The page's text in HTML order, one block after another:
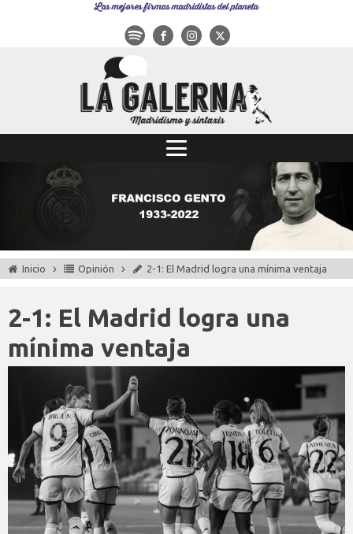
Las mejores firmas madridistas del planeta
Inicio Opinión 2-1: El Madrid logra una mínima ventaja
2-1: El Madrid logra una
mínima ventaja